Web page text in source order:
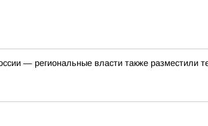
— региональные власти также разместили